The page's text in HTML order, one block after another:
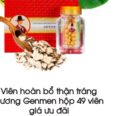
Viên hoàn bổ thận tráng
Genmen hộp 49 viên
giá ưu đãi